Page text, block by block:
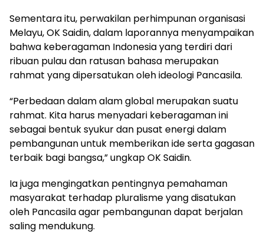
Sementara itu, perwakilan perhimpunan organisasi
Melayu, OK Saidin, dalam laporannya menyampaikan
bahwa keberagaman Indonesia yang terdiri dari
ribuan pulau dan ratusan bahasa merupakan
rahmat yang dipersatukan oleh ideologi Pancasila.
“Perbedaan dalam alam global merupakan suatu
rahmat. Kita harus menyadari keberagaman ini
sebagai bentuk syukur dan pusat energi dalam
pembangunan untuk memberikan ide serta gagasan
terbaik bagi bangsa,” ungkap OK Saidin.
Ia juga mengingatkan pentingnya pemahaman
masyarakat terhadap pluralisme yang disatukan
oleh Pancasila agar pembangunan dapat berjalan
saling mendukung.